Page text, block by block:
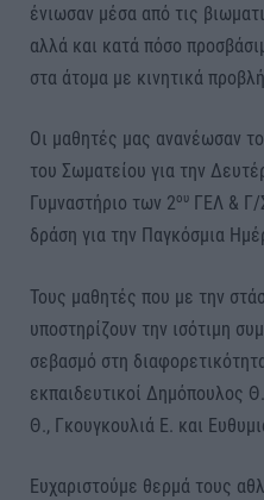
ένιωσαν μέσα από τις
αλλά και κατά πόσο
στα άτομα με κινητικά
Οι μαθητές μας ανανέωσαν
του Σωματείου για την
Γυμναστήριο των 2ου ΓΕΛ & Γ/
δράση για την Παγκόσμια
Τους μαθητές που με την
υποστηρίζουν την ισότιμη
σεβασμό στη
εκπαιδευτικοί Δημόπουλος
Θ., Γκουγκουλιά Ε. και
Ευχαριστούμε θερμά τους